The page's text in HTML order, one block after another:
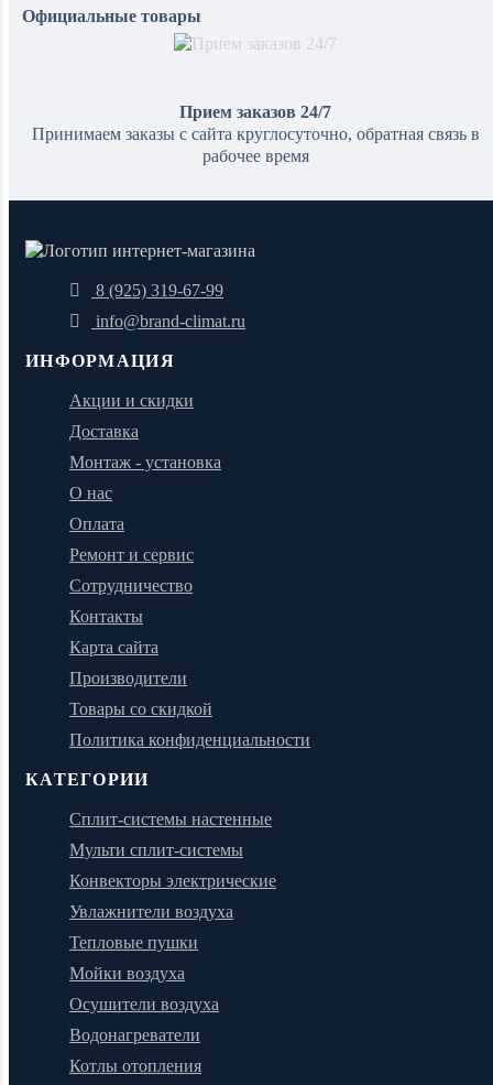
Официальные товары
Прием заказов 24/7
Принимаем заказы с сайта круглосуточно, обратная связь в
рабочее время
8 (925) 319-67-99
info@brand-climat.ru
ИНФОРМАЦИЯ
Акции и скидки
Доставка
Монтаж - установка
О нас
Оплата
Ремонт и сервис
Сотрудничество
Контакты
Карта сайта
Производители
Товары со скидкой
Политика конфиденциальности
КАТЕГОРИИ
Сплит-системы настенные
Мульти сплит-системы
Конвекторы электрические
Увлажнители воздуха
Тепловые пушки
Мойки воздуха
Осушители воздуха
Водонагреватели
Котлы отопления